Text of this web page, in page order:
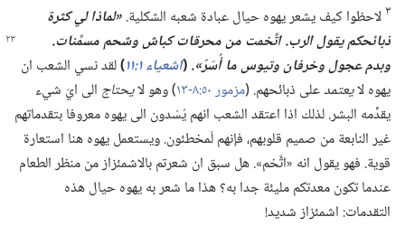
٣ لاحظوا كيف يشعر يهوه حيال عبادة شعبه الشكلية.‏‏«لماذا لي كثرة
ذبائحكم يقول الرب.‏ اتَّخمت من محرقات كباش وشحممسمَّنات.‏
وبدم عجول وخرفان وتيوس ما أُسَرّ».‏(‏اشعياء ١:‏١١ ‏)‏لقد نسي الشعب ان
يهوه لايعتمدعلى ذبائحهم.‏ (‏مزمور ٥٠:‏​٨-‏١٣ ‏)‏ وهو لايحتاج الى ايّ شيء
يقدِّمه البشر.‏ لذلك اذا اعتقد الشعب انهم يُسْدون الى يهوه معروفا بتقدماتهم
غير النابعة من صميم قلوبهم،‏ فإنهم لَمخطئون.‏ ويستعمل يهوه هنا استعارة
قوية.‏ فهو يقول انه «اتَّخم».‏ هل سبق ان شعرتم بالاشمئزاز من منظر الطعام
عندما تكون معدتكم مليئة جدا به؟‏ هذا ما شعر به يهوه حيال هذه
التقدمات:‏ اشمئزاز شديد!‏